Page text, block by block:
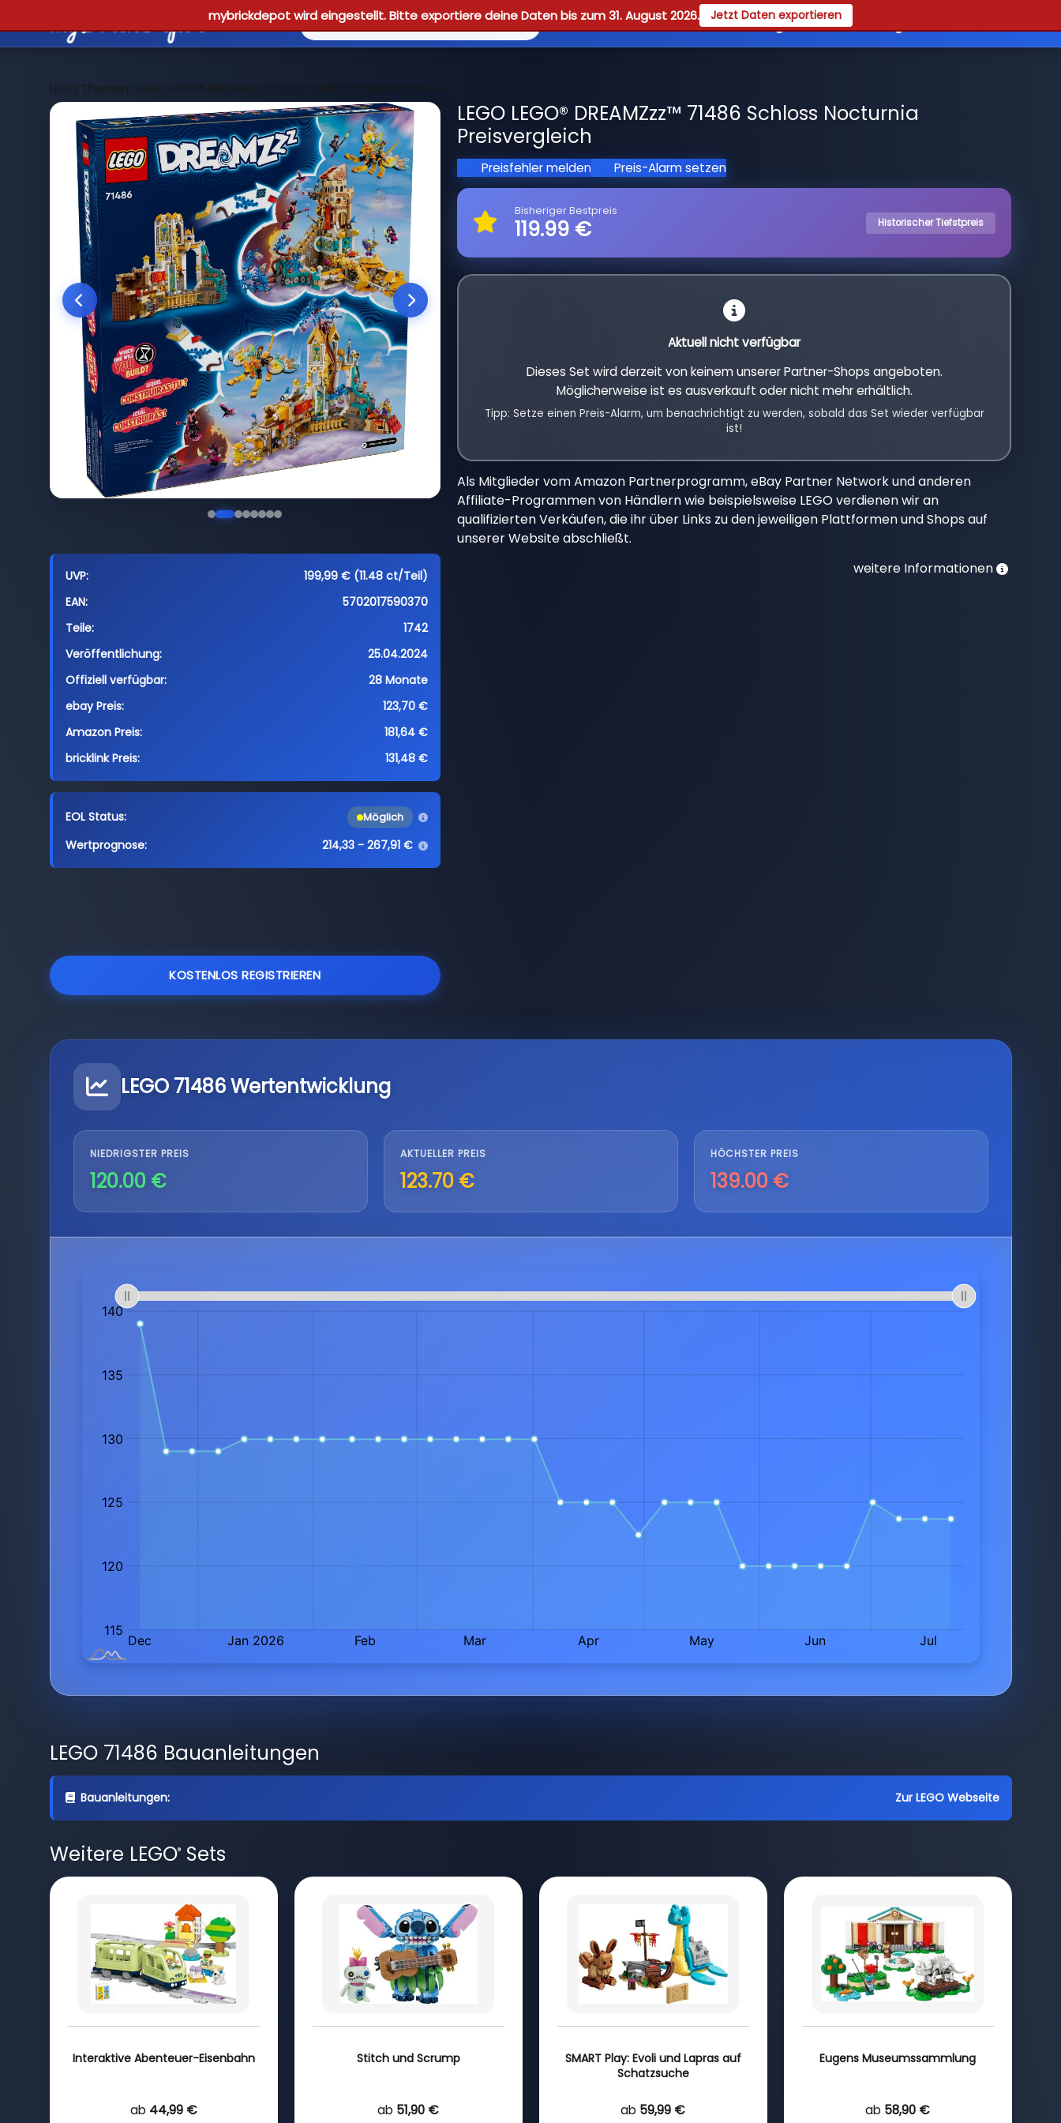
mybrickdepot wird eingestellt. Bitte exportiere deine Daten bis zum 31. August 2026. Jetzt Daten exportieren
Reviews Guides Registrieren
LEGO Themen >LEGO LEGO® DREAMZzz™>LEGO 71486 Schloss Nocturnia
UVP:
199,99 € (11.48 ct/Teil)
EAN:
5702017590370
Teile:
1742
Veröffentlichung:
25.04.2024
Offiziell verfügbar:
28 Monate
ebay Preis:
123,70 €
Amazon Preis:
181,64 €
bricklink Preis:
131,48 €
EOL Status: Möglich
Wertprognose: 214,33 - 267,91 €
KOSTENLOS REGISTRIEREN
LEGO LEGO® DREAMZzz™ 71486 Schloss Nocturnia
Preisvergleich
Preisfehler melden Preis-Alarm setzen
Bisheriger Bestpreis
119.99 € Historischer Tiefstpreis
Aktuell nicht verfügbar
Dieses Set wird derzeit von keinem unserer Partner-Shops angeboten.
Möglicherweise ist es ausverkauft oder nicht mehr erhältlich.
Tipp: Setze einen Preis-Alarm, um benachrichtigt zu werden, sobald das Set wieder verfügbar
ist!
Als Mitglieder vom Amazon Partnerprogramm, eBay Partner Network und anderen
Affiliate-Programmen von Händlern wie beispielsweise LEGO verdienen wir an
qualifizierten Verkäufen, die ihr über Links zu den jeweiligen Plattformen und Shops auf
unserer Website abschließt.
weitere Informationen
LEGO 71486 Wertentwicklung
NIEDRIGSTER PREIS
120.00 €
AKTUELLER PREIS
123.70 €
HÖCHSTER PREIS
139.00 €
LEGO 71486 Bauanleitungen
Bauanleitungen: Zur LEGO Webseite
Weitere LEGO®Sets
Interaktive Abenteuer-Eisenbahn
ab 44,99 €
Stitch und Scrump
ab 51,90 €
SMART Play: Evoli und Lapras auf
Schatzsuche
ab 59,99 €
Eugens Museumssammlung
ab 58,90 €